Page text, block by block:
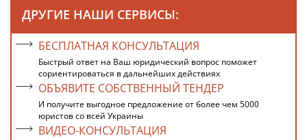
ДРУГИЕ НАШИ СЕРВИСЫ:
БЕСПЛАТНАЯ КОНСУЛЬТАЦИЯ
Быстрый ответ на Ваш юридический вопрос поможет
сориентироваться в дальнейших действиях
ОБЪЯВИТЕ СОБСТВЕННЫЙ ТЕНДЕР
И получите выгодное предложение от более чем 5000
юристов со всей Украины
ВИДЕО-КОНСУЛЬТАЦИЯ